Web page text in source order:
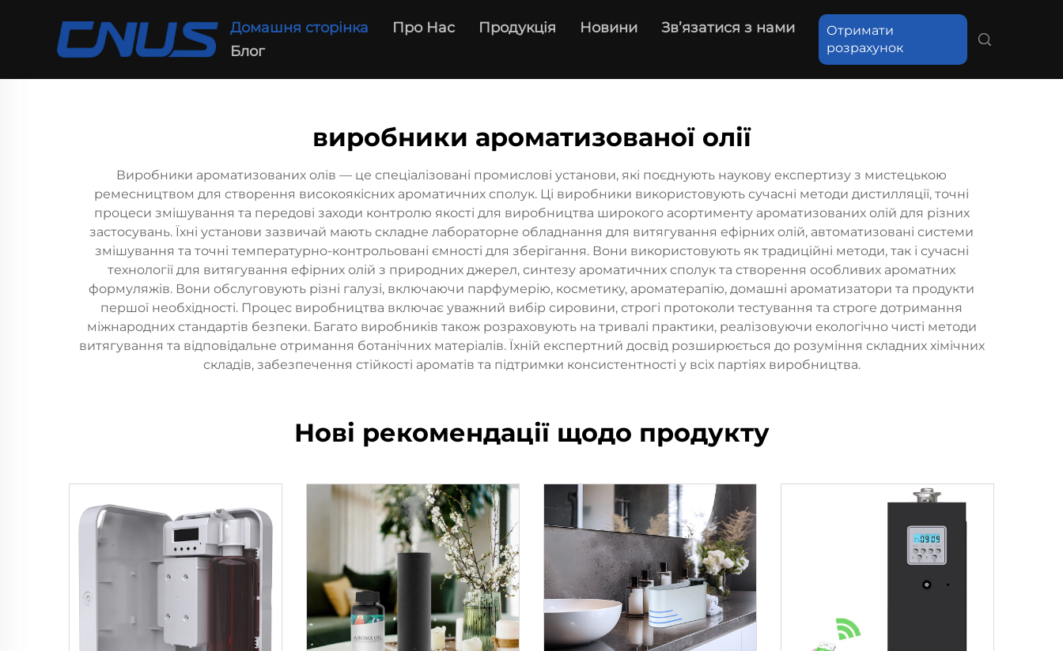
Домашня сторінка Про Нас Продукція Новини
Зв’язатися з нами
Блог
Отримати
розрахунок
виробники ароматизованої олії
Виробники ароматизованих олів — це спеціалізовані промислові установи, які поєднують наукову експертизу з мистецькою
ремесництвом для створення високоякісних ароматичних сполук. Ці виробники використовують сучасні методи дистилляції, точні
процеси змішування та передові заходи контролю якості для виробництва широкого асортименту ароматизованих олій для різних
застосувань. Їхні установи зазвичай мають складне лабораторне обладнання для витягування ефірних олій, автоматизовані системи
змішування та точні температурно-контрольовані ємності для зберігання. Вони використовують як традиційні методи, так і сучасні
технології для витягування ефірних олій з природних джерел, синтезу ароматичних сполук та створення особливих ароматних
формуляжів. Вони обслуговують різні галузі, включаючи парфумерію, косметику, ароматерапію, домашні ароматизатори та продукти
першої необхідності. Процес виробництва включає уважний вибір сировини, строгі протоколи тестування та строге дотримання
міжнародних стандартів безпеки. Багато виробників також розраховують на тривалі практики, реалізовуючи екологічно чисті методи
витягування та відповідальне отримання ботанічних матеріалів. Їхній експертний досвід розширюється до розуміння складних хімічних
складів, забезпечення стійкості ароматів та підтримки консистентності у всіх партіях виробництва.
Нові рекомендації щодо продукту